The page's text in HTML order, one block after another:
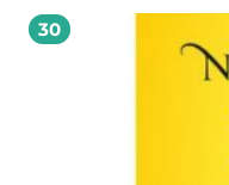
pieniądze naturalnego
wyjątkowość, którą musimy
przeciwnym razie stajemy
niewybaczalnego grzechu.
prędzej czy później stanie
próbowali zastąpić
problemów". Problem w
sobie sprawę z tej ściemy -
30